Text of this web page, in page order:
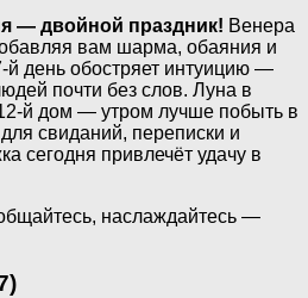
— двойной праздник! Венера
вам шарма, обаяния и
й день обостряет интуицию —
почти без слов. Луна в
й дом — утром лучше побыть в
свиданий, переписки и
сегодня привлечёт удачу в
наслаждайтесь —